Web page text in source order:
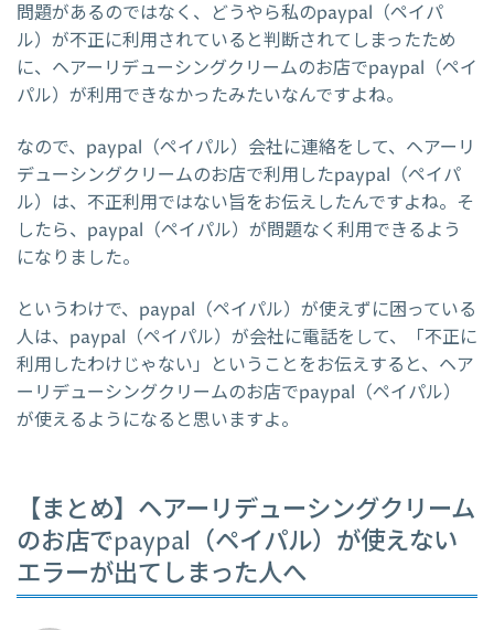
問題があるのではなく、どうやら私のpaypal（ペイパ
ル）が不正に利用されていると判断されてしまったため
に、ヘアーリデューシングクリームのお店でpaypal（ペイ
パル）が利用できなかったみたいなんですよね。
なので、paypal（ペイパル）会社に連絡をして、ヘアーリ
デューシングクリームのお店で利用したpaypal（ペイパ
ル）は、不正利用ではない旨をお伝えしたんですよね。そ
したら、paypal（ペイパル）が問題なく利用できるよう
になりました。
というわけで、paypal（ペイパル）が使えずに困っている
人は、paypal（ペイパル）が会社に電話をして、「不正に
利用したわけじゃない」ということをお伝えすると、ヘア
ーリデューシングクリームのお店でpaypal（ペイパル）
が使えるようになると思いますよ。
【まとめ】ヘアーリデューシングクリーム
のお店でpaypal（ペイパル）が使えない
エラーが出てしまった人へ